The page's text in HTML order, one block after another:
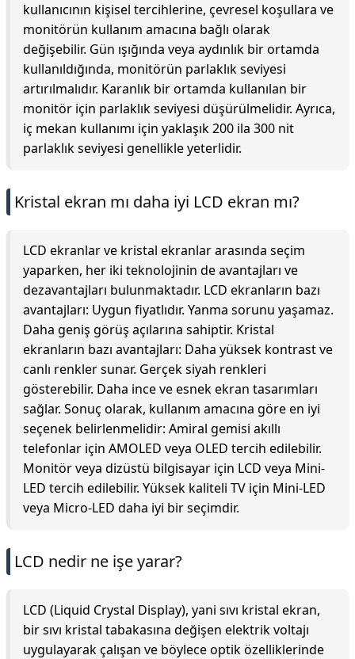
kullanıcının kişisel tercihlerine, çevresel koşullara ve
monitörün kullanım amacına bağlı olarak
değişebilir. Gün ışığında veya aydınlık bir ortamda
kullanıldığında, monitörün parlaklık seviyesi
artırılmalıdır. Karanlık bir ortamda kullanılan bir
monitör için parlaklık seviyesi düşürülmelidir. Ayrıca,
iç mekan kullanımı için yaklaşık 200 ila 300 nit
parlaklık seviyesi genellikle yeterlidir.
Kristal ekran mı daha iyi LCD ekran mı?
LCD ekranlar ve kristal ekranlar arasında seçim
yaparken, her iki teknolojinin de avantajları ve
dezavantajları bulunmaktadır. LCD ekranların bazı
avantajları: Uygun fiyatlıdır. Yanma sorunu yaşamaz.
Daha geniş görüş açılarına sahiptir. Kristal
ekranların bazı avantajları: Daha yüksek kontrast ve
canlı renkler sunar. Gerçek siyah renkleri
gösterebilir. Daha ince ve esnek ekran tasarımları
sağlar. Sonuç olarak, kullanım amacına göre en iyi
seçenek belirlenmelidir: Amiral gemisi akıllı
telefonlar için AMOLED veya OLED tercih edilebilir.
Monitör veya dizüstü bilgisayar için LCD veya Mini-
LED tercih edilebilir. Yüksek kaliteli TV için Mini-LED
veya Micro-LED daha iyi bir seçimdir.
LCD nedir ne işe yarar?
LCD (Liquid Crystal Display), yani sıvı kristal ekran,
bir sıvı kristal tabakasına değişen elektrik voltajı
uygulayarak çalışan ve böylece optik özelliklerinde